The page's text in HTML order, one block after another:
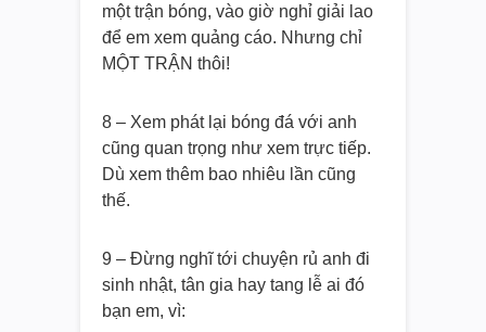
một trận bóng, vào giờ nghỉ giải lao
để em xem quảng cáo. Nhưng chỉ
MỘT TRẬN thôi!
8 – Xem phát lại bóng đá với anh
cũng quan trọng như xem trực tiếp.
Dù xem thêm bao nhiêu lần cũng
thế.
9 – Đừng nghĩ tới chuyện rủ anh đi
sinh nhật, tân gia hay tang lễ ai đó
bạn em, vì: